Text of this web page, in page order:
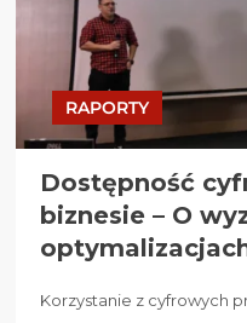
RAPORTY
Dostępność
biznesie – O
Korzystanie z cyfrowych